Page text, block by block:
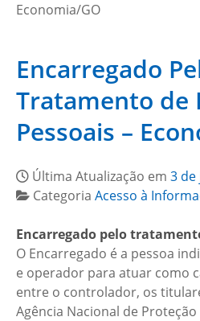
Economia/GO
Encarregado
Tratamento de
Pessoais –
Última Atualização em 3 de
Categoria Acesso à
Encarregado pelo
O Encarregado é a pessoa
e operador para atuar como
entre o controlador, os
Agência Nacional de Proteção